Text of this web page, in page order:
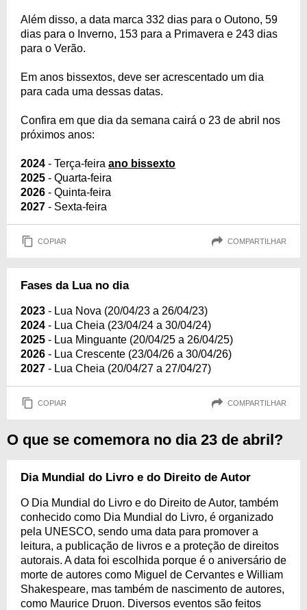
Além disso, a data marca 332 dias para o Outono, 59
dias para o Inverno, 153 para a Primavera e 243 dias
para o Verão.
Em anos bissextos, deve ser acrescentado um dia
para cada uma dessas datas.
Confira em que dia da semana cairá o 23 de abril nos
próximos anos:
2024 - Terça-feira ano bissexto
2025 - Quarta-feira
2026 - Quinta-feira
2027 - Sexta-feira
COPIAR COMPARTILHAR
Fases da Lua no dia
2023 - Lua Nova (20/04/23 a 26/04/23)
2024 - Lua Cheia (23/04/24 a 30/04/24)
2025 - Lua Minguante (20/04/25 a 26/04/25)
2026 - Lua Crescente (23/04/26 a 30/04/26)
2027 - Lua Cheia (20/04/27 a 27/04/27)
COPIAR COMPARTILHAR
O que se comemora no dia 23 de abril?
Dia Mundial do Livro e do Direito de Autor
O Dia Mundial do Livro e do Direito de Autor, também
conhecido como Dia Mundial do Livro, é organizado
pela UNESCO, sendo uma data para promover a
leitura, a publicação de livros e a proteção de direitos
autorais. A data foi escolhida porque é o aniversário de
morte de autores como Miguel de Cervantes e William
Shakespeare, mas também de nascimento de autores,
como Maurice Druon. Diversos eventos são feitos